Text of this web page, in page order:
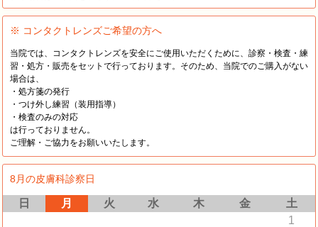
※ コンタクトレンズご希望の方へ
当院では、コンタクトレンズを安全にご使用いただくために、診察・検査・練
習・処方・販売をセットで行っております。そのため、当院でのご購入がない
場合は、
・処方箋の発行
・つけ外し練習（装用指導）
・検査のみの対応
は行っておりません。
ご理解・ご協力をお願いいたします。
8月の皮膚科診察日
日 月 火 水 木 金
土
1